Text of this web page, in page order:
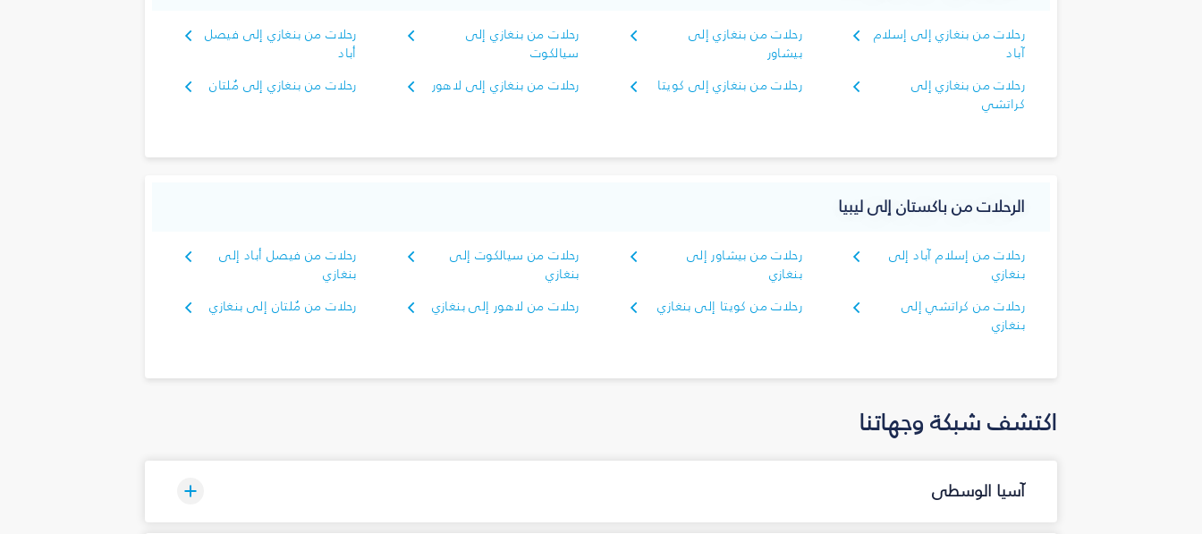
رحلات من بنغازي إلى إسلام
آباد
رحلات من بنغازي إلى
بيشاور
رحلات من بنغازي إلى
سيالكوت
رحلات من بنغازي إلى فيصل
أباد
رحلات من بنغازي إلى
كراتشي
رحلات من بنغازي إلى كويتا رحلات من بنغازي إلى لاهور رحلات من بنغازي إلى مُلتان
الرحلات من باكستان إلى ليبيا
رحلات من إسلام آباد إلى
بنغازي
رحلات من بيشاور إلى
بنغازي
رحلات من سيالكوت إلى
بنغازي
رحلات من فيصل أباد إلى
بنغازي
رحلات من كراتشي إلى
بنغازي
رحلات من كويتا إلى بنغازي رحلات من لاهور إلى بنغازي رحلات من مُلتان إلى بنغازي
اكتشف شبكة وجهاتنا
آسيا الوسطى